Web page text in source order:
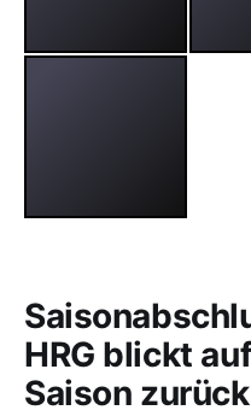
HRG blickt
Saison zurück